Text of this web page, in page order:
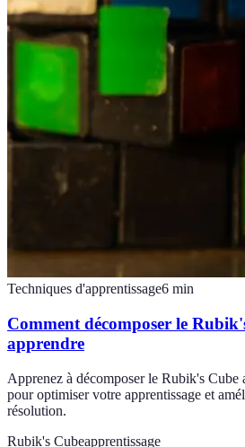
Techniques d'apprentissage6 min
Comment décomposer le
apprendre
Apprenez à décomposer le Rubik's Cube
pour optimiser votre apprentissage et
résolution.
Rubik's Cubeapprentissage